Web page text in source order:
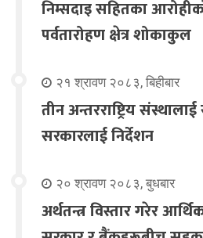
निम्सदाइ सहितका
पर्वतारोहण क्षेत्र शोकाकुल
२१ श्रावण २०८३, बिहीबार
तीन अन्तरराष्ट्रिय
सरकारलाई निर्देशन
२० श्रावण २०८३, बुधबार
अर्थतन्त्र विस्तार गरेर